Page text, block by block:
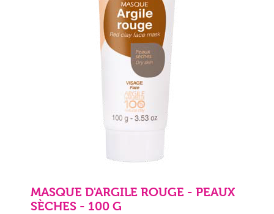
MASQUE D'ARGILE ROUGE - PEAUX
SÈCHES - 100 G